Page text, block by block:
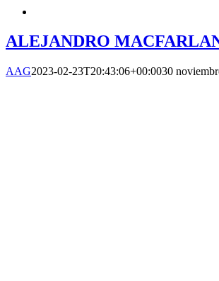
ALEJANDRO
AAG2023-02-23T20:43:06+00:0030